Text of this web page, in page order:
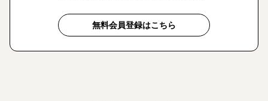
無料会員登録はこちら